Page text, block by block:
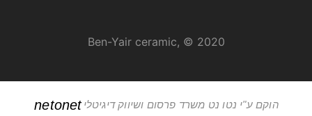
Ben-Yair ceramic, © 2020
הוקם ע"י נטו נט משרד פרסום ושיווק דיגיטליnetonet